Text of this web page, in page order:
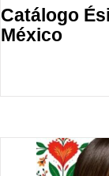
Catálogo
México